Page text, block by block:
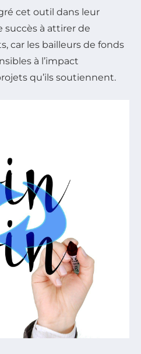
cet outil dans leur
succès à attirer de
car les bailleurs de fonds
à l’impact
qu’ils soutiennent.